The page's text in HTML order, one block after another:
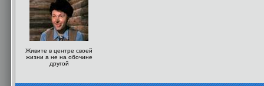
Живите в центре своей
жизни а не на обочине
другой